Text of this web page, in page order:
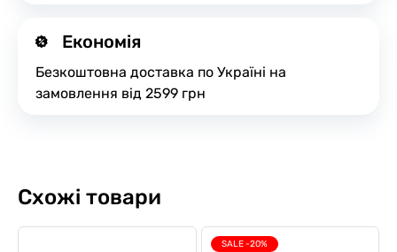
Економія
Безкоштовна доставка по Україні на
замовлення від 2599 грн
Схожі товари
SALE -20%